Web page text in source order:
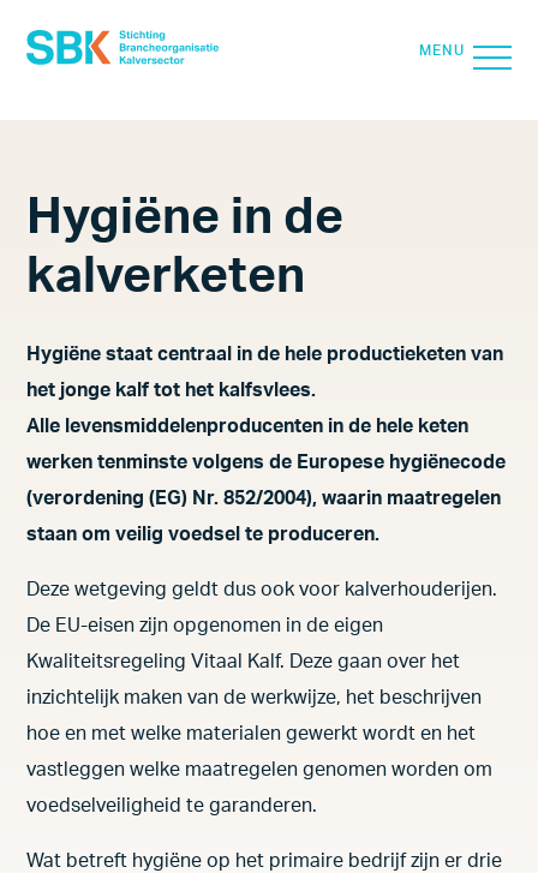
MENU
Over SBK
Kwaliteit
Vitaal Kalf
Kalverzorg
Voedselveiligheid
Duurzaamheid & Circulariteit
Onderzoek & Innovatie
Disclaimer
Privacyverklaring
Cookieverklaring
Hygiëne in de
kalverketen
Hygiëne staat centraal in de hele productieketen van
het jonge kalf tot het kalfsvlees.
Alle levensmiddelenproducenten in de hele keten
werken tenminste volgens de Europese hygiënecode
(verordening (EG) Nr. 852/2004), waarin maatregelen
staan om veilig voedsel te produceren.
Deze wetgeving geldt dus ook voor kalverhouderijen.
De EU-eisen zijn opgenomen in de eigen
Kwaliteitsregeling Vitaal Kalf. Deze gaan over het
inzichtelijk maken van de werkwijze, het beschrijven
hoe en met welke materialen gewerkt wordt en het
vastleggen welke maatregelen genomen worden om
voedselveiligheid te garanderen.
Wat betreft hygiëne op het primaire bedrijf zijn er drie